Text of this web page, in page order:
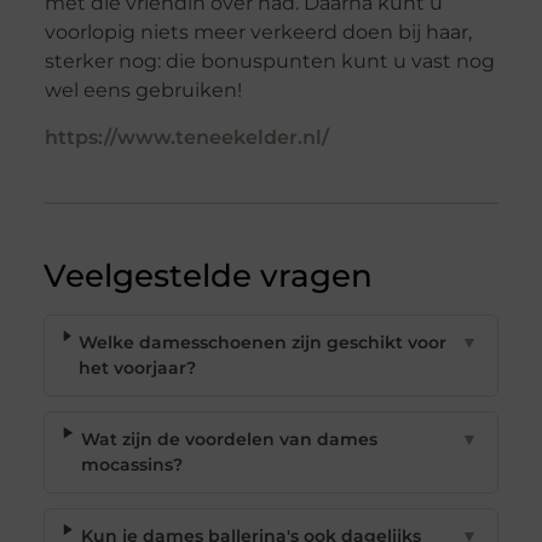
voorlopig niets meer verkeerd doen bij haar,
sterker nog: die bonuspunten kunt u vast nog
wel eens gebruiken!
https://www.teneekelder.nl/
Veelgestelde vragen
Welke damesschoenen zijn geschikt voor
het voorjaar?
▼
Wat zijn de voordelen van dames
mocassins?
▼
Kun je dames ballerina's ook dagelijks ▼